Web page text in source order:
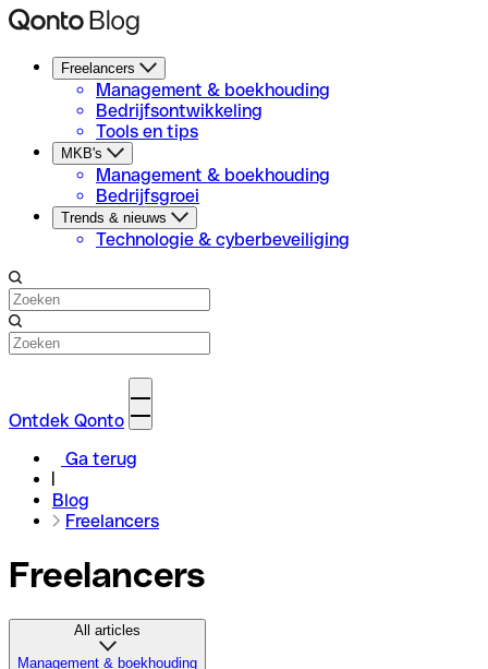
Freelancers
Management & boekhouding
Bedrijfsontwikkeling
Tools en tips
MKB's
Management & boekhouding
Bedrijfsgroei
Trends & nieuws
Technologie & cyberbeveiliging
Ontdek Qonto
Ga terug
Blog
Freelancers
Freelancers
All articles
Management & boekhouding